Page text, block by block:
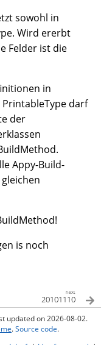
sowohl in
Wird ererbt
Felder ist die
in
PrintableType darf
der
Appy-Build-
is noch
next
20101110
updated on 2026-08-02.
.Source code.